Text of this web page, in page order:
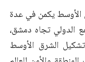
الأوسط يكمن في عدة
‏الدولي تجاه دمشق،
الشرق الأوسط